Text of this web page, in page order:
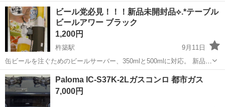
こでも、できます
大分 大分市 鶴崎駅 キッチン家電 たこ焼き
ビール党必見！！！新品未開封品⟡.*テーブル
ビールアワー ブラック
1,200円
杵築駅
9月11日
缶ビールを注ぐためのビールサーバー、350mlと500mlに対応。 新品未
開封品✧*｡
大分 杵築市 杵築駅 キッチン家電 ビールサーバー
Paloma IC-S37K-2Lガスコンロ 都市ガス
7,000円